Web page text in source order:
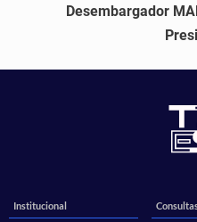
Desembargador
Institucional